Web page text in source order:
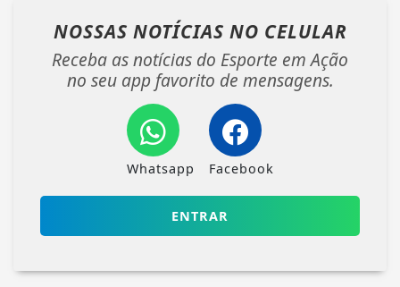
NOSSAS NOTÍCIAS NO CELULAR
Receba as notícias do Esporte em Ação
no seu app favorito de mensagens.
Whatsapp Facebook
ENTRAR